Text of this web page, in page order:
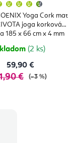
Yoga Cork mat
joga korková
185 x 66 cm x 4 mm
produktu
je
4,5
z
5
(2 ks)
59,90 €
€ (–3 %)